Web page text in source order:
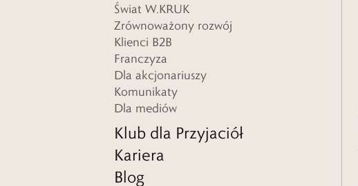
Świat W.KRUK
Zrównoważony rozwój
Klienci B2B
Franczyza
Dla akcjonariuszy
Komunikaty
Dla mediów
Klub dla Przyjaciół
Kariera
Blog